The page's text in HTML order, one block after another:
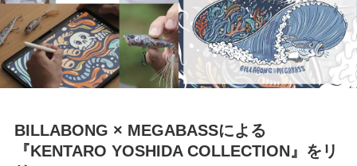
BILLABONG × MEGABASSによる
『KENTARO YOSHIDA COLLECTION』をリ
ニュース
製品情報
特集
ハウツー